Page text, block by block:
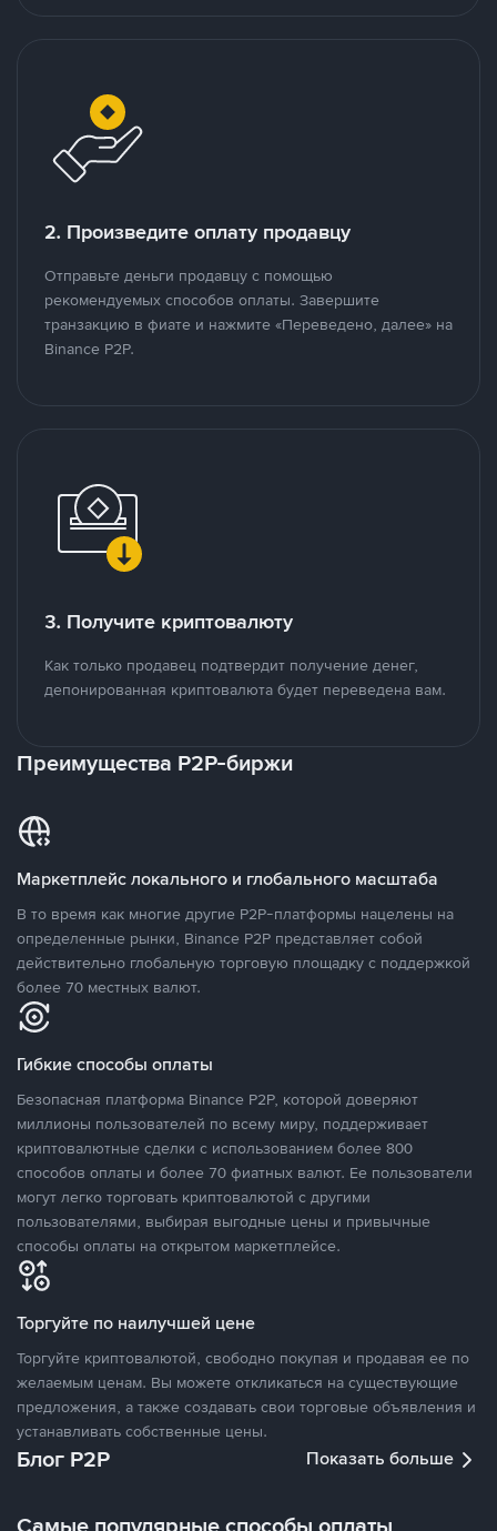
2. Произведите оплату продавцу
Отправьте деньги продавцу с помощью
рекомендуемых способов оплаты. Завершите
транзакцию в фиате и нажмите «Переведено, далее» на
Binance P2P.
3. Получите криптовалюту
Как только продавец подтвердит получение денег,
депонированная криптовалюта будет переведена вам.
Преимущества P2P-биржи
Маркетплейс локального и глобального масштаба
В то время как многие другие P2P-платформы нацелены на
определенные рынки, Binance P2P представляет собой
действительно глобальную торговую площадку с поддержкой
более 70 местных валют.
Гибкие способы оплаты
Безопасная платформа Binance P2P, которой доверяют
миллионы пользователей по всему миру, поддерживает
криптовалютные сделки с использованием более 800
способов оплаты и более 70 фиатных валют. Ее пользователи
могут легко торговать криптовалютой с другими
пользователями, выбирая выгодные цены и привычные
способы оплаты на открытом маркетплейсе.
Торгуйте по наилучшей цене
Торгуйте криптовалютой, свободно покупая и продавая ее по
желаемым ценам. Вы можете откликаться на существующие
предложения, а также создавать свои торговые объявления и
устанавливать собственные цены.
Блог P2P Показать больше